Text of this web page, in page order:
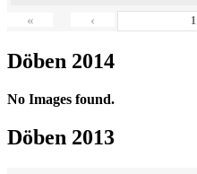
« ‹
Döben 2014
No Images found.
Döben 2013